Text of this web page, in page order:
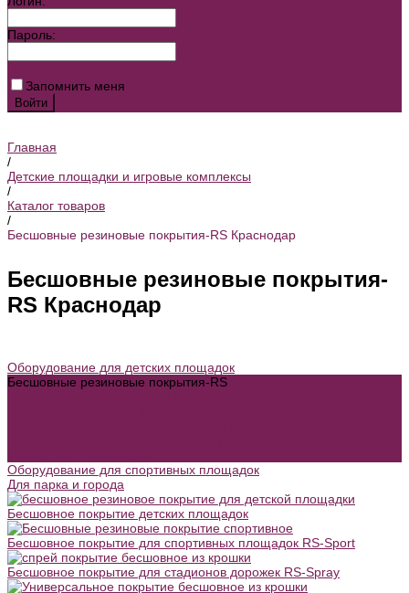
Пароль:
Запомнить меня
Главная
/
Детские площадки и игровые комплексы
/
Каталог товаров
/
Бесшовные резиновые покрытия-RS Краснодар
Бесшовные резиновые покрытия-
RS Краснодар
Оборудование для детских площадок
Бесшовные резиновые покрытия-RS
Оборудование для спортивных площадок
Для парка и города
Бесшовное покрытие детских площадок
Бесшовное покрытие для спортивных площадок RS-Sport
Бесшовное покрытие для стадионов дорожек RS-Spray